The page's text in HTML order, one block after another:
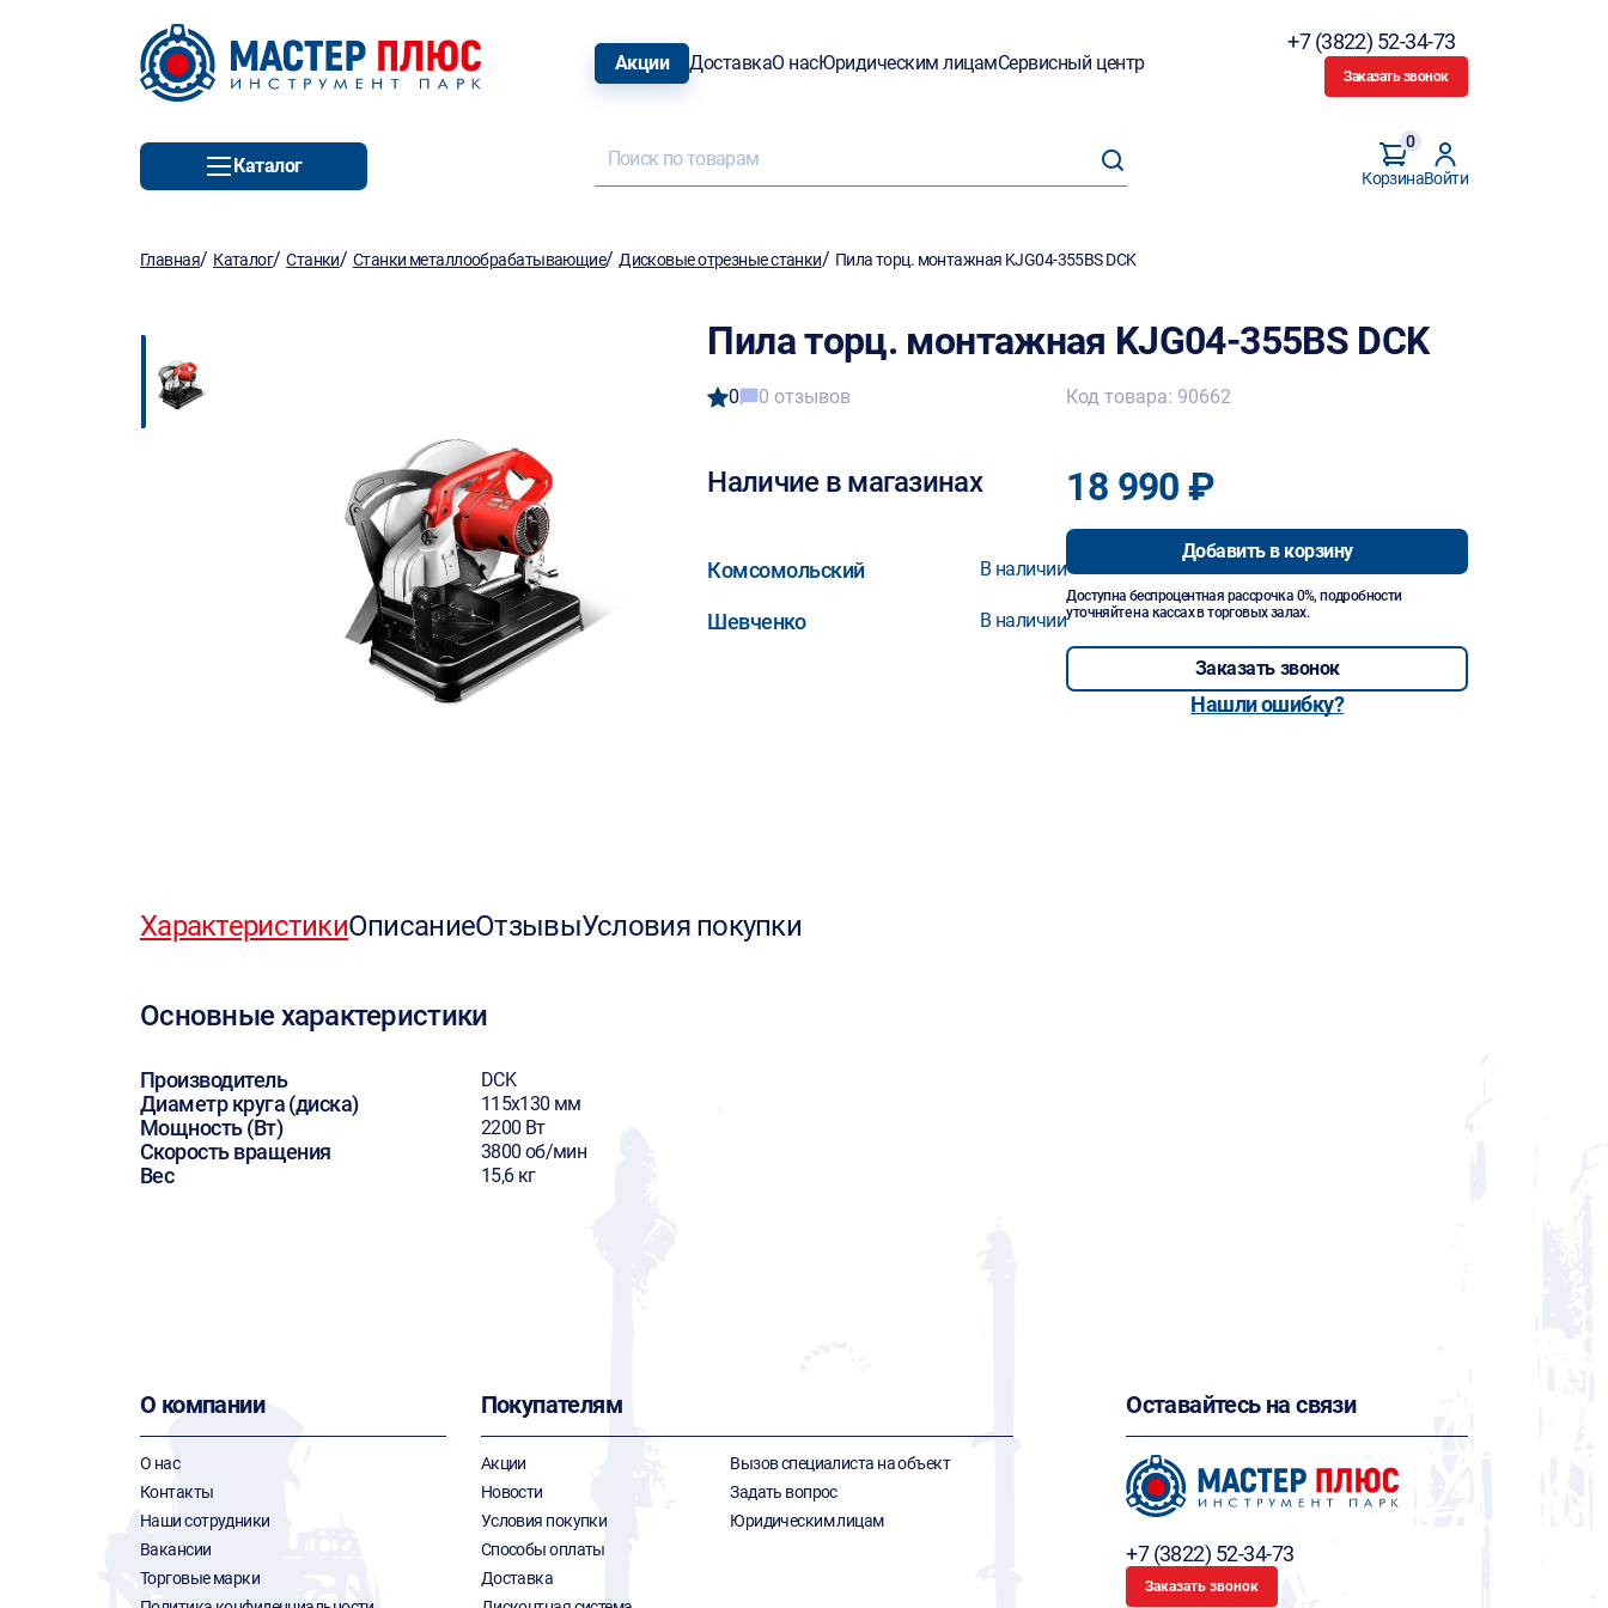
Акции ДоставкаО насЮридическим лицамСервисный центр
+7 (3822) 52-34-73
Заказать звонок
Каталог
Корзина
0
Войти
Главная/ Каталог/Станки/ Станки металлообрабатывающие/Дисковые отрезные станки/ Пила торц. монтажная KJG04-355BS DCK
Пила торц. монтажная KJG04-355BS DCK
0 0 отзывов
Наличие в магазинах
Комсомольский В наличии
Шевченко В наличии
Код товара: 90662
18 990 ₽
Добавить в корзину
Доступна беспроцентная рассрочка 0%, подробности
уточняйте на кассах в торговых залах.
Заказать звонок
Нашли ошибку?
ХарактеристикиОписаниеОтзывыУсловия покупки
Основные характеристики
Производитель DCK
Диаметр круга (диска) 115х130 мм
Мощность (Вт) 2200 Вт
Скорость вращения 3800 об/мин
Вес 15,6 кг
О компании
О нас
Контакты
Наши сотрудники
Вакансии
Торговые марки
Покупателям
Акции
Новости
Условия покупки
Способы оплаты
Доставка
Вызов специалиста на объект
Задать вопрос
Юридическим лицам
Оставайтесь на связи
+7 (3822) 52-34-73
Заказать звонок